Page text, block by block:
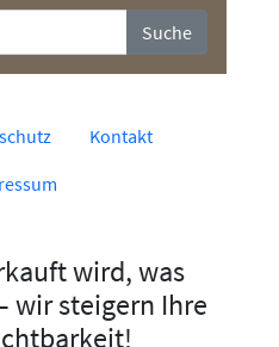
Suche
Kontakt
wird, was
wir steigern Ihre